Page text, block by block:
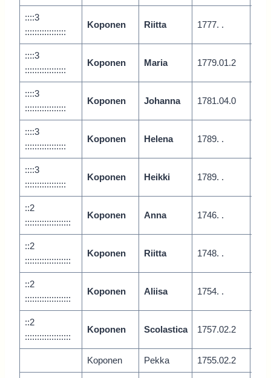
::::3
:::::::::::::::::
Koponen Riitta 1777. .
::::3
:::::::::::::::::
Koponen Maria 1779.01.2
::::3
:::::::::::::::::
Koponen Johanna 1781.04.0
::::3
:::::::::::::::::
Koponen Helena 1789. .
::::3
:::::::::::::::::
Koponen Heikki 1789. .
::2
:::::::::::::::::::
Koponen Anna 1746. .
::2
:::::::::::::::::::
Koponen Riitta 1748. .
::2
:::::::::::::::::::
Koponen Aliisa 1754. .
::2
:::::::::::::::::::
Koponen Scolastica 1757.02.2
Koponen Pekka 1755.02.2